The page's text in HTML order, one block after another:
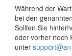
Während der
bei den
Sollten Sie
oder vorher noch
unter